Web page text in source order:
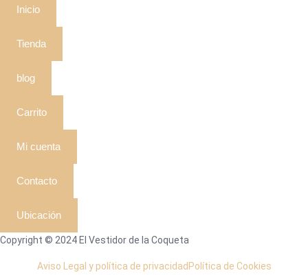
Inicio
Tienda
blog
Carrito
Mi cuenta
Contacto
Ubicación
Copyright © 2024 El Vestidor de la Coqueta
Aviso Legal y política de privacidad Política de Cookies